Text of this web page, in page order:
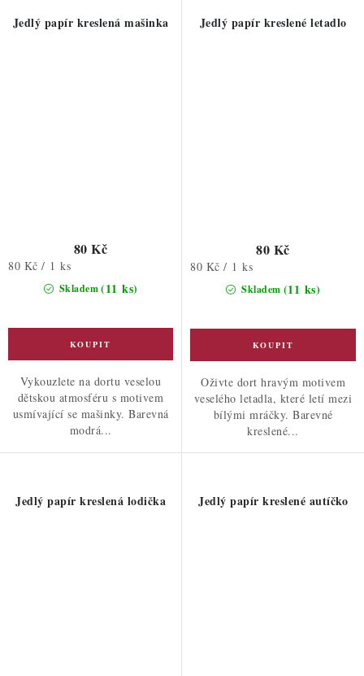
Jedlý papír kreslená mašinka
Skladem(11 ks)
80 Kč
Měrná
80 Kč / 1 ks
Vykouzlete na dortu veselou
dětskou atmosféru s motivem
usmívající se mašinky. Barevná
modrá...
Jedlý papír kreslené letadlo
Skladem (11 ks)
80 Kč
Měrná
80 Kč / 1 ks
Oživte dort hravým motivem
veselého letadla, které letí mezi
bílými mráčky. Barevné
kreslené...
Jedlý papír kreslená lodička Jedlý papír kreslené autíčko